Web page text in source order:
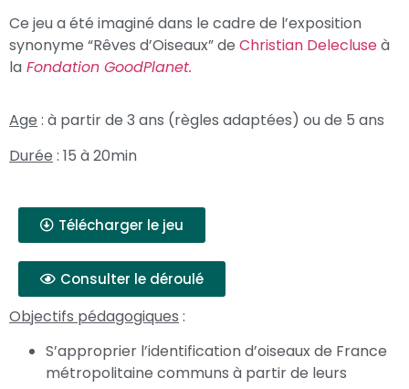
Ce jeu a été imaginé dans le cadre de l’exposition
synonyme “Rêves d’Oiseaux” de Christian Delecluseà
la Fondation GoodPlanet.
Age : à partir de 3 ans (règles adaptées) ou de 5 ans
Durée : 15 à 20min
Télécharger le jeu
Consulter le déroulé
Objectifs pédagogiques :
S’approprier l’identification d’oiseaux de France
métropolitaine communs à partir de leurs